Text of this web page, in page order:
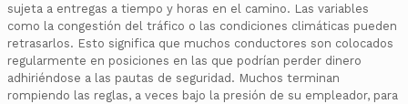
sujeta a entregas a tiempo y horas en el camino. Las variables
como la congestión del tráfico o las condiciones climáticas pueden
retrasarlos. Esto significa que muchos conductores son colocados
regularmente en posiciones en las que podrían perder dinero
adhiriéndose a las pautas de seguridad. Muchos terminan
rompiendo las reglas, a veces bajo la presión de su empleador, para